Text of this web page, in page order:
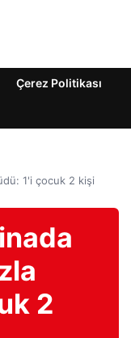
Çerez Politikası
1'i çocuk 2 kişi
2